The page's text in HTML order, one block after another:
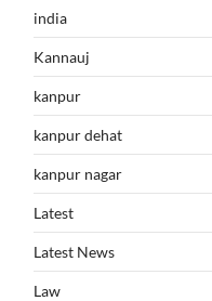
india
Kannauj
kanpur
kanpur dehat
kanpur nagar
Latest
Latest News
Law